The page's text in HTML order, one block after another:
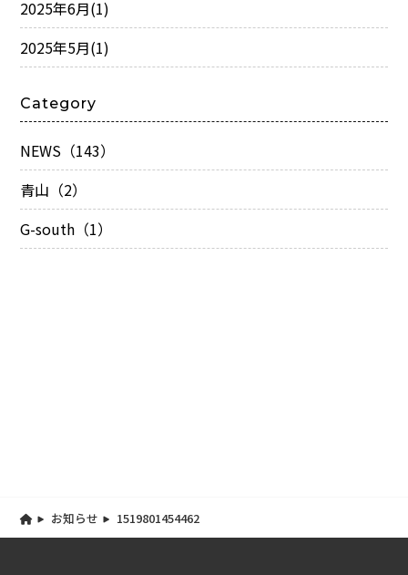
2025年6月(1)
2025年5月(1)
Category
NEWS（143）
青山（2）
G-south（1）
お知らせ 1519801454462